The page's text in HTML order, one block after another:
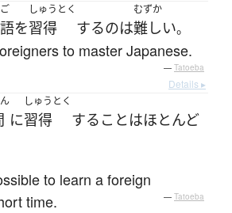
を
しゅうとく
習得 するのは
むずか
難しい。
to master Japanese.
— Tatoeba
Details ▸
に
しゅうとく
習得 する ことはほとんど
to learn a foreign
time.
— Tatoeba